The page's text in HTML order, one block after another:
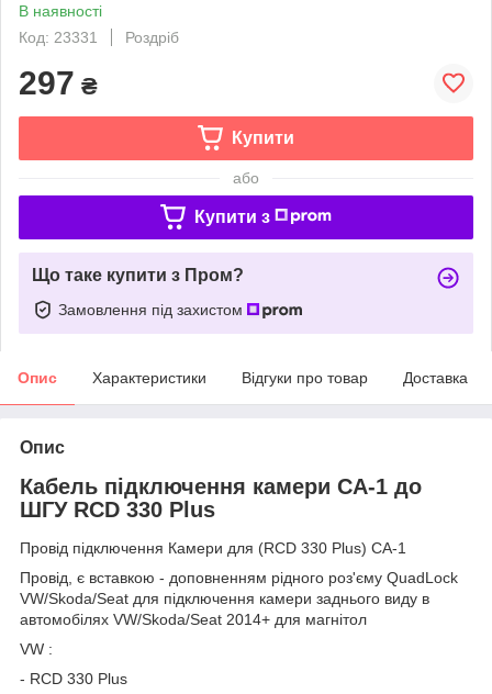
В наявності
Код: 23331
Роздріб
297 ₴
Купити
або
Купити з
Що таке купити з Пром?
Замовлення під захистом
Опис Характеристики Відгуки про товар Доставка
Опис
Кабель підключення камери CA-1 до
ШГУ RCD 330 Plus
Провід підключення Камери для (RCD 330 Plus) СА-1
Провід, є вставкою - доповненням рідного роз'єму QuadLock
VW/Skoda/Seat для підключення камери заднього виду в
автомобілях VW/Skoda/Seat 2014+ для магнітол
VW :
- RCD 330 Plus